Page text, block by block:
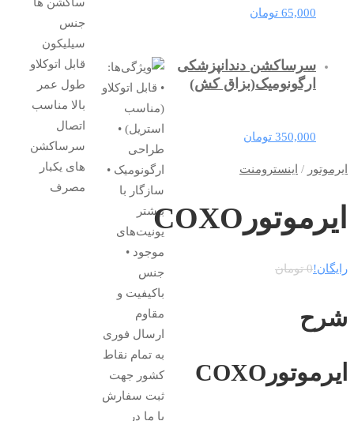
65,000 تومان
سرساکشن دندانپزشکی
ارگونومیک(بزاق کش)
350,000 تومان
ایرموتور / اینسترومنت
ایرموتورCOXO
رایگان!0 تومان
شرح
ایرموتورCOXO